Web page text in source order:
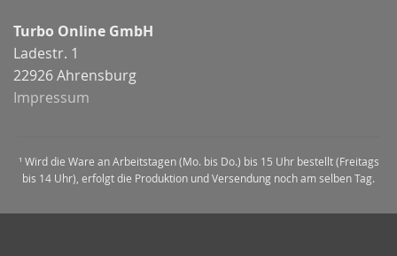
Turbo Online GmbH
Ladestr. 1
22926 Ahrensburg
Impressum
¹ Wird die Ware an Arbeitstagen (Mo. bis Do.) bis 15 Uhr bestellt (Freitags
bis 14 Uhr), erfolgt die Produktion und Versendung noch am selben Tag.